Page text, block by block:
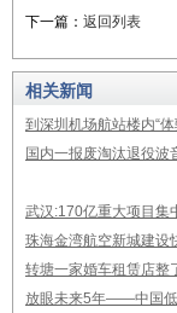
下一篇： 返回列表
相关新闻
到深圳机场航站楼内“
国内一报废淘汰退役
武汉:170亿重大项目集
珠海金湾航空新城建设
转塘一家婚车租赁店整
放眼未来5年——中国